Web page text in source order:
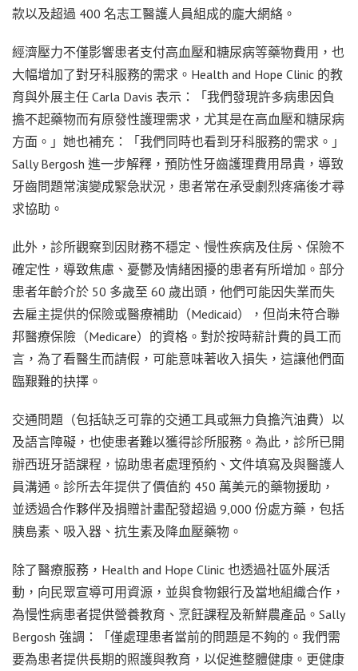
款以及超過 400 名志工醫護人員組成的龐大網絡。
經濟壓力不僅影響患者支付高血壓和糖尿病等藥物費用，也
大幅增加了對牙科服務的需求。Health and Hope Clinic 的教
育與外展主任 Carla Davis 表示：「我們發現許多病患因負
擔不起藥物而有原發性護理需求，尤其是在高血壓和糖尿病
方面。」她也補充：「我們同時也看到牙科服務的需求。」
Sally Bergosh 進一步解釋，預防性牙齒護理費用昂貴，導致
牙齒問題常演變成緊急狀況，患者常在承受劇烈疼痛後才尋
求協助。
此外，診所觀察到因財務不穩定、慢性疾病及住房、保險不
確定性，導致焦慮、憂鬱及情緒困擾的患者有所增加。部分
患者年齡介於 50 多歲至 60 歲出頭，他們可能因失業而失
去雇主提供的保險或醫療補助（Medicaid），但尚未符合聯
邦醫療保險（Medicare）的資格。對於按時薪計費的員工而
言，為了看醫生而請假，可能意味著收入損失，這讓他們面
臨艱難的抉擇。
交通問題（包括缺乏可靠的交通工具或無力負擔汽油費）以
及語言障礙，也使患者難以獲得診所服務。為此，診所已開
辦西班牙語課程，協助患者處理預約、文件填寫及與醫護人
員溝通。診所去年提供了價值約 450 萬美元的藥物援助，
並透過合作夥伴及捐贈計畫配發超過 9,000 份處方藥，包括
胰島素、吸入器、抗生素及降血壓藥物。
除了醫療服務，Health and Hope Clinic 也透過社區外展活
動，向民眾宣導可用資源，並與食物銀行及當地組織合作，
為慢性病患者提供營養教育、烹飪課程及新鮮農產品。Sally
Bergosh 強調：「僅處理患者當前的問題是不夠的。我們需
要為患者提供長期的照護與教育，以促進整體健康。更健康